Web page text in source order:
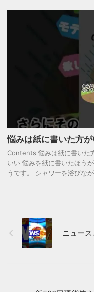
悩みは紙に書いた方
Contents 悩みは紙に書いた
いい 悩みを紙に書いたほう
うです。 シャワーを浴びな
ニュー